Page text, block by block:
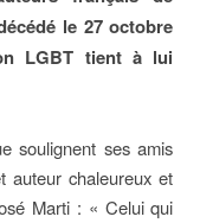
le 27 octobre
LGBT tient à lui
soulignent ses amis
auteur chaleureux et
Marti : « Celui qui